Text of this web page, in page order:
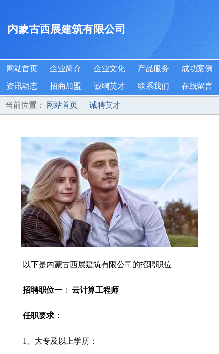
内蒙古西展建筑有限公司
网站首页 企业简介 企业文化 产品服务 成功案例
资讯动态 招商加盟 诚聘英才 联系我们 在线留言
当前位置： 网站首页 — 诚聘英才
以下是内蒙古西展建筑有限公司的招聘职位
招聘职位一： 云计算工程师
任职要求：
1、大专及以上学历；